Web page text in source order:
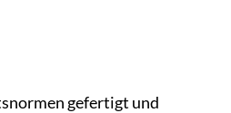
gefertigt und